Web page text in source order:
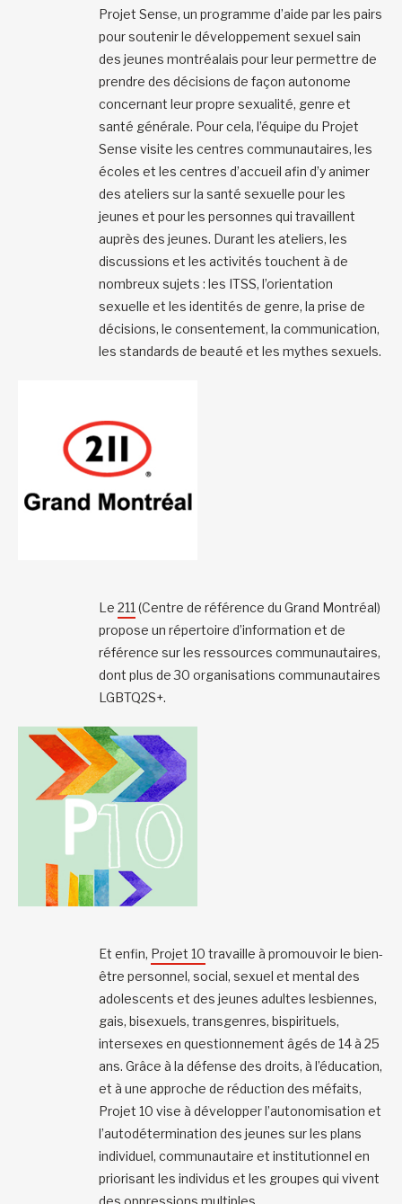
Projet Sense, un programme d’aide par les pairs
pour soutenir le développement sexuel sain
des jeunes montréalais pour leur permettre de
prendre des décisions de façon autonome
concernant leur propre sexualité, genre et
santé générale. Pour cela, l’équipe du Projet
Sense visite les centres communautaires, les
écoles et les centres d’accueil afin d’y animer
des ateliers sur la santé sexuelle pour les
jeunes et pour les personnes qui travaillent
auprès des jeunes. Durant les ateliers, les
discussions et les activités touchent à de
nombreux sujets : les ITSS, l’orientation
sexuelle et les identités de genre, la prise de
décisions, le consentement, la communication,
les standards de beauté et les mythes sexuels.
Le 211 (Centre de référence du Grand Montréal)
propose un répertoire d’information et de
référence sur les ressources communautaires,
dont plus de 30 organisations communautaires
LGBTQ2S+.
Et enfin, Projet 10 travaille à promouvoir le bien-
être personnel, social, sexuel et mental des
adolescents et des jeunes adultes lesbiennes,
gais, bisexuels, transgenres, bispirituels,
intersexes en questionnement âgés de 14 à 25
ans. Grâce à la défense des droits, à l’éducation,
et à une approche de réduction des méfaits,
Projet 10 vise à développer l’autonomisation et
l’autodétermination des jeunes sur les plans
individuel, communautaire et institutionnel en
priorisant les individus et les groupes qui vivent
des oppressions multiples.